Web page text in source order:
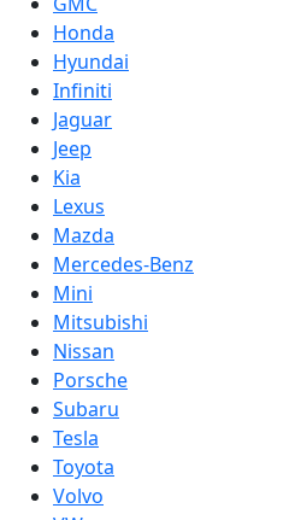
Honda
Hyundai
Infiniti
Jaguar
Jeep
Kia
Lexus
Mazda
Mercedes-Benz
Mini
Mitsubishi
Nissan
Porsche
Subaru
Tesla
Toyota
Volvo